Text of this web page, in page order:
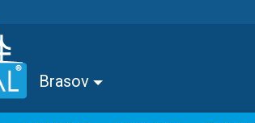
Brasov